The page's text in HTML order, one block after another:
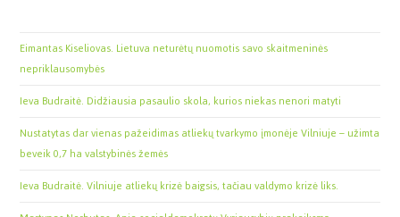
Eimantas Kiseliovas. Lietuva neturėtų nuomotis savo skaitmeninės
nepriklausomybės
Ieva Budraitė. Didžiausia pasaulio skola, kurios niekas nenori matyti
Nustatytas dar vienas pažeidimas atliekų tvarkymo įmonėje Vilniuje – užimta
beveik 0,7 ha valstybinės žemės
Ieva Budraitė. Vilniuje atliekų krizė baigsis, tačiau valdymo krizė liks.